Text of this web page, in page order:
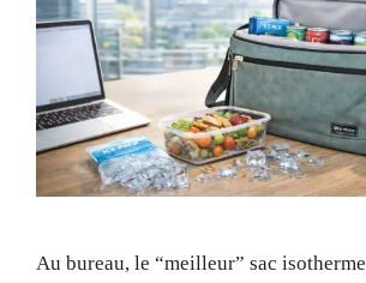
Au bureau, le “meilleur” sac isotherme